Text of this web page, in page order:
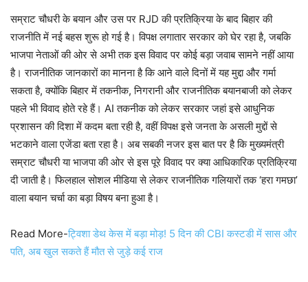
सम्राट चौधरी के बयान और उस पर RJD की प्रतिक्रिया के बाद बिहार की
राजनीति में नई बहस शुरू हो गई है। विपक्ष लगातार सरकार को घेर रहा है, जबकि
भाजपा नेताओं की ओर से अभी तक इस विवाद पर कोई बड़ा जवाब सामने नहीं आया
है। राजनीतिक जानकारों का मानना है कि आने वाले दिनों में यह मुद्दा और गर्मा
सकता है, क्योंकि बिहार में तकनीक, निगरानी और राजनीतिक बयानबाजी को लेकर
पहले भी विवाद होते रहे हैं। AI तकनीक को लेकर सरकार जहां इसे आधुनिक
प्रशासन की दिशा में कदम बता रही है, वहीं विपक्ष इसे जनता के असली मुद्दों से
भटकाने वाला एजेंडा बता रहा है। अब सबकी नजर इस बात पर है कि मुख्यमंत्री
सम्राट चौधरी या भाजपा की ओर से इस पूरे विवाद पर क्या आधिकारिक प्रतिक्रिया
दी जाती है। फिलहाल सोशल मीडिया से लेकर राजनीतिक गलियारों तक ‘हरा गमछा’
वाला बयान चर्चा का बड़ा विषय बना हुआ है।
Read More-ट्विशा डेथ केस में बड़ा मोड़! 5 दिन की CBI कस्टडी में सास और
पति, अब खुल सकते हैं मौत से जुड़े कई राज